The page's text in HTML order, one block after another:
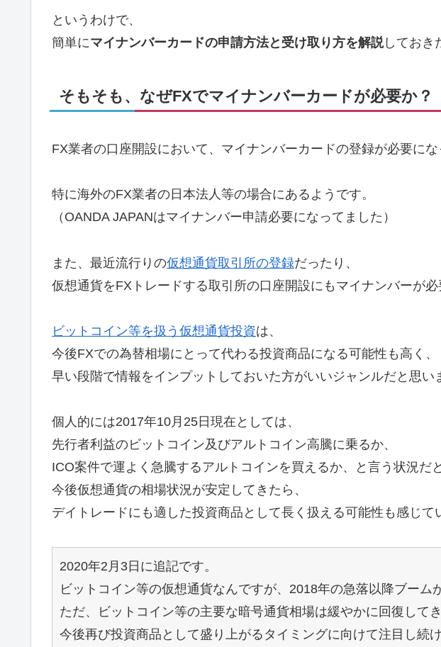
というわけで、
簡単にマイナンバーカードの申請方法と受け取り方を解説しておき
そもそも、なぜFXでマイナンバーカードが必要か？
FX業者の口座開設において、マイナンバーカードの登録が必要にな
特に海外のFX業者の日本法人等の場合にあるようです。
（OANDA JAPANはマイナンバー申請必要になってました）
また、最近流行りの仮想通貨取引所の登録だったり、
仮想通貨をFXトレードする取引所の口座開設にもマイナンバーが必
ビットコイン等を扱う仮想通貨投資は、
今後FXでの為替相場にとって代わる投資商品になる可能性も高く、
早い段階で情報をインプットしておいた方がいいジャンルだと思い
個人的には2017年10月25日現在としては、
先行者利益のビットコイン及びアルトコイン高騰に乗るか、
ICO案件で運よく急騰するアルトコインを買えるか、と言う状況だ
今後仮想通貨の相場状況が安定してきたら、
デイトレードにも適した投資商品として長く扱える可能性も感じて
2020年2月3日に追記です。
ビットコイン等の仮想通貨なんですが、2018年の急落以降ブーム
ただ、ビットコイン等の主要な暗号通貨相場は緩やかに回復してき
今後再び投資商品として盛り上がるタイミングに向けて注目し続